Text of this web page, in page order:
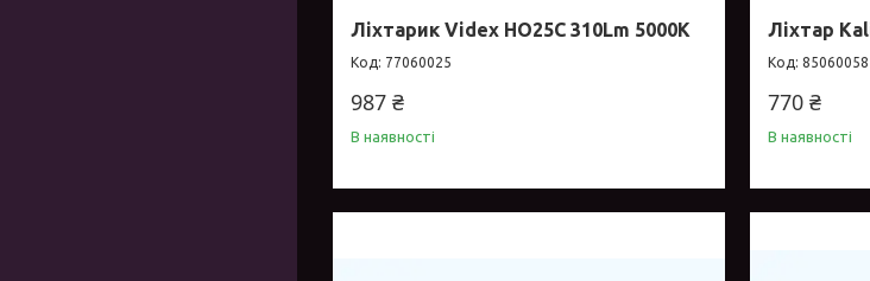
Ліхтарик Videx HO25C 310Lm 5000K
77060025
987 ₴
В наявності
Ліхтар
85060058
770 ₴
В наявності